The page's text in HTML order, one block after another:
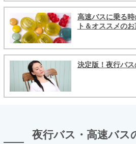
高速バスに乗る
ト＆オススメの
決定版！夜行バ
夜行バス・高速バス